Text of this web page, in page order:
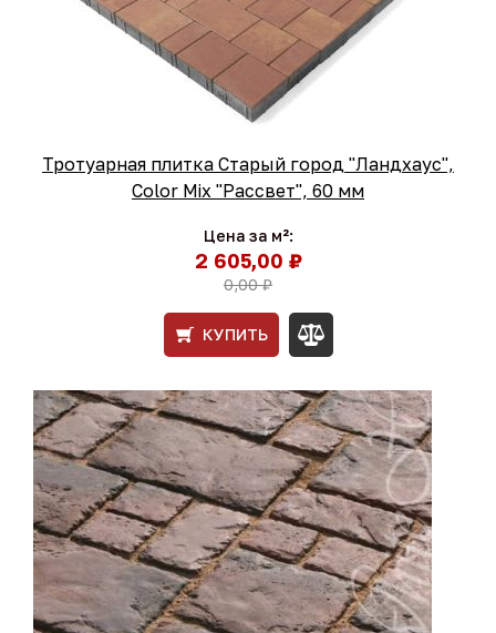
Тротуарная плитка Старый город "Ландхаус",
Color Mix "Рассвет", 60 мм
Цена за м²:
2 605,00 ₽
0,00 ₽
КУПИТЬ